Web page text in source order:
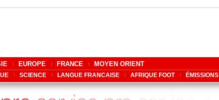
EUROPE FRANCE MOYEN ORIENT
SCIENCE LANGUE FRANCAISE AFRIQUE FOOT ÉMISSIONS